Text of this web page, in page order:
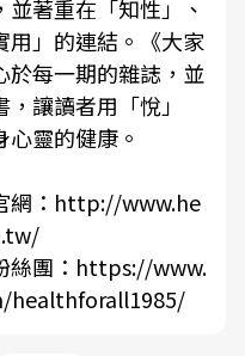
著重在「知性」、
用」的連結。《大家
於每一期的雜誌，並
讓讀者用「悅」
靈的健康。
： http://www.he
團： https://www.
healthforall1985/